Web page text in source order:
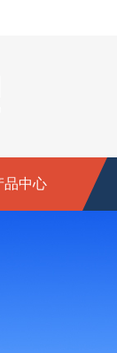
品中心